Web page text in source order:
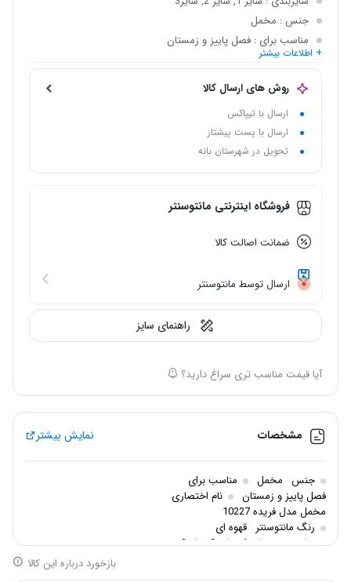
جنس : مخمل
مناسب برای : فصل پاییز و زمستان
نام اختصاری
+ اطلاعات بیشتر
روش های ارسال کالا
ارسال با تیپاکس
ارسال با پست پیشتاز
تحویل در شهرستان بانه
فروشگاه اینترنتی مانتوسنتر
ضمانت اصالت کالا
ارسال توسط مانتوسنتر
راهنمای سایز
آیا قیمت مناسب تری سراغ دارید؟
مشخصات نمایش بیشتر
جنس مخمل
مناسب برای
فصل پاییز و زمستان
نام اختصاری
مخمل مدل فریده 10227
رنگ مانتوسنتر قهوه ای
سایزبندی سایز 1, سایز 2, سایز3
بازخورد درباره این کالا